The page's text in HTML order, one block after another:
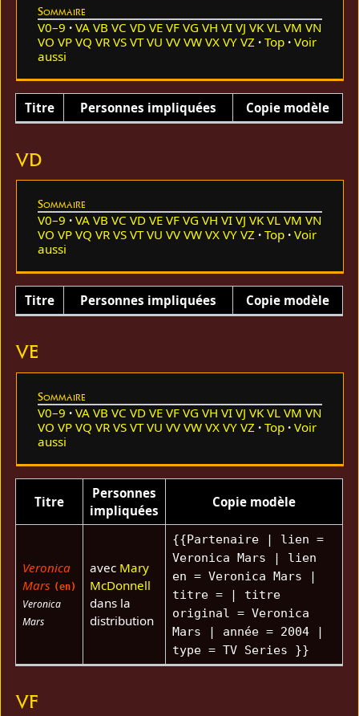
Sommaire
V0–9 VA VB VC VD VE VF VG VH VI VJ VK VL VM VN
VO VP VQ VR VS VT VU VV VW VX VY VZ Top
Voir
aussi
Titre Personnes impliquées Copie modèle
VD
Sommaire
V0–9 VA VB VC VD VE VF VG VH VI VJ VK VL VM VN
VO VP VQ VR VS VT VU VV VW VX VY VZ Top
Voir
aussi
Titre Personnes impliquées Copie modèle
VE
Sommaire
V0–9 VA VB VC VD VE VF VG VH VI VJ VK VL VM VN
VO VP VQ VR VS VT VU VV VW VX VY VZ Top
Voir
aussi
Titre
Personnes
impliquées
Copie modèle
Veronica
Mars (en)
Veronica
Mars
avec Mary
McDonnell
dans la
distribution
{{Partenaire | lien =
Veronica Mars | lien
en = Veronica Mars |
titre = | titre
original = Veronica
Mars | année = 2004 |
type = TV Series }}
VF